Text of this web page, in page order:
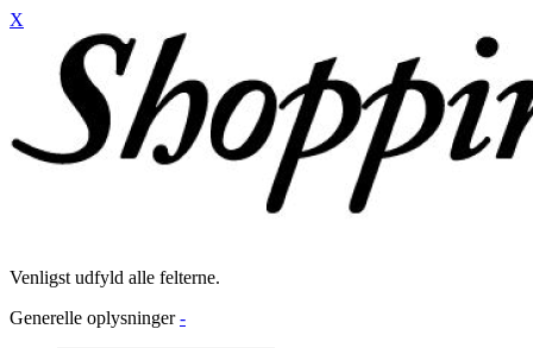
X
Venligst udfyld alle felterne.
Generelle oplysninger -